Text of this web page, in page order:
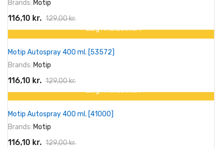
Brands: Motip
116,10 kr. 129,00 kr.
På tilbud!
-10%
+ Læg I Indkøbskurv
Motip Autospray 400 ml. [53572]
Brands: Motip
116,10 kr. 129,00 kr.
-10%
+ Læg I Indkøbskurv
Motip Autospray 400 ml. [41000]
Brands: Motip
116,10 kr. 129,00 kr.